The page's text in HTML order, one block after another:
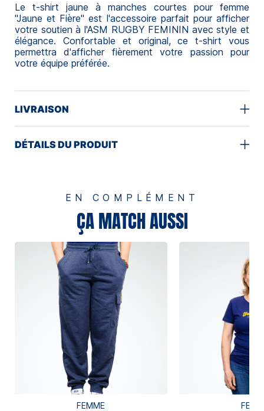
Le t-shirt jaune à manches courtes pour femme
"Jaune et Fière" est l'accessoire parfait pour afficher
votre soutien à l'ASM RUGBY FEMININ avec style et
élégance. Confortable et original, ce t-shirt vous
permettra d'afficher fièrement votre passion pour
votre équipe préférée.
LIVRAISON
DÉTAILS DU PRODUIT
EN COMPLÉMENT
ÇA MATCH AUSSI
FEMME